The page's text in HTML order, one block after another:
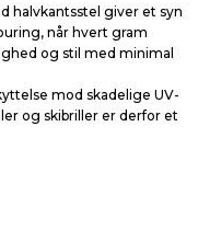
halvkantsstel giver et syn
når hvert gram
og stil med minimal
mod skadelige UV-
og skibriller er derfor et